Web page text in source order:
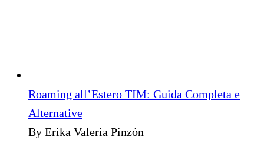
Roaming all’Estero TIM: Guida Completa e
Alternative
By Erika Valeria Pinzón